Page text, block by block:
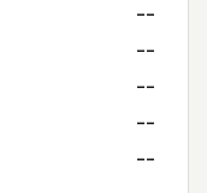
--
--
--
--
--